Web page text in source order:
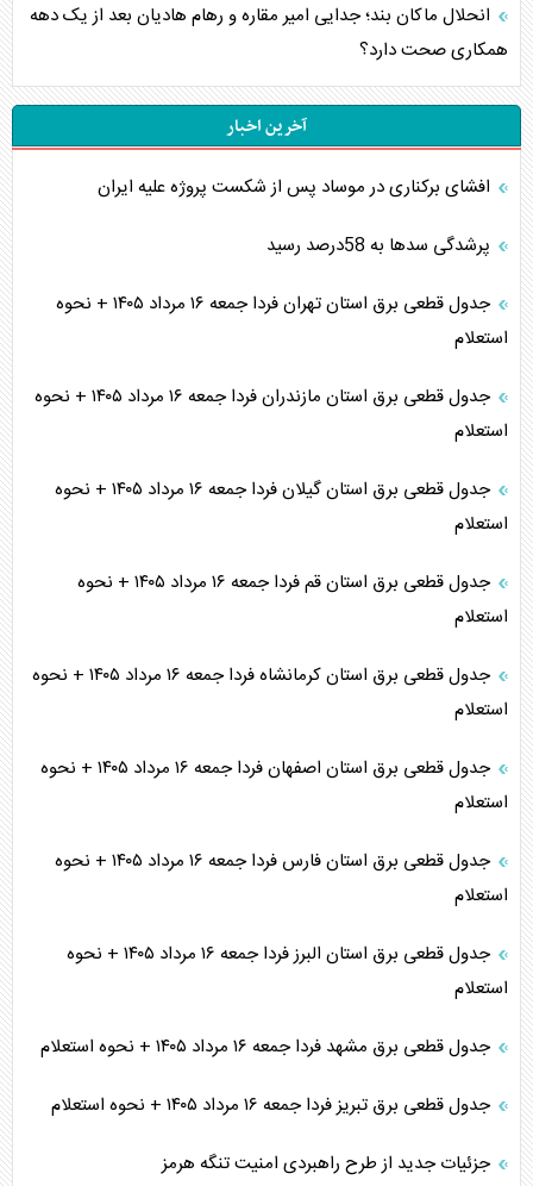
انحلال ماکان بند؛ جدایی امیر مقاره و رهام هادیان بعد از یک دهه
همکاری صحت دارد؟
آخرین اخبار
افشای برکناری در موساد پس از شکست پروژه علیه ایران
پرشدگی سدها به 58درصد رسید
جدول قطعی برق استان تهران فردا جمعه ۱۶ مرداد ۱۴۰۵ + نحوه
استعلام
جدول قطعی برق استان مازندران فردا جمعه ۱۶ مرداد ۱۴۰۵ + نحوه
استعلام
جدول قطعی برق استان گیلان فردا جمعه ۱۶ مرداد ۱۴۰۵ + نحوه
استعلام
جدول قطعی برق استان قم فردا جمعه ۱۶ مرداد ۱۴۰۵ + نحوه
استعلام
جدول قطعی برق استان کرمانشاه فردا جمعه ۱۶ مرداد ۱۴۰۵ + نحوه
استعلام
جدول قطعی برق استان اصفهان فردا جمعه ۱۶ مرداد ۱۴۰۵ + نحوه
استعلام
جدول قطعی برق استان فارس فردا جمعه ۱۶ مرداد ۱۴۰۵ + نحوه
استعلام
جدول قطعی برق استان البرز فردا جمعه ۱۶ مرداد ۱۴۰۵ + نحوه
استعلام
جدول قطعی برق مشهد فردا جمعه ۱۶ مرداد ۱۴۰۵ + نحوه استعلام
جدول قطعی برق تبریز فردا جمعه ۱۶ مرداد ۱۴۰۵ + نحوه استعلام
جزئیات جدید از طرح راهبردی امنیت تنگه هرمز